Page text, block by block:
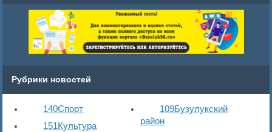
Рубрики новостей
140Спорт
151Культура
109Бузулукский
район